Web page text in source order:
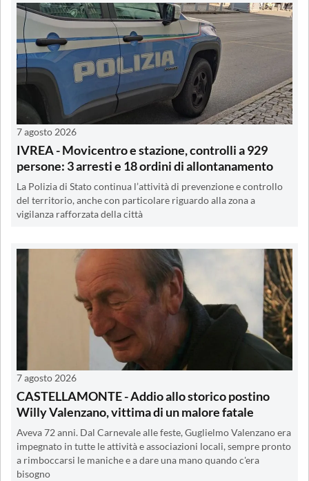
7 agosto 2026
IVREA - Movicentro e stazione, controlli a 929
persone: 3 arresti e 18 ordini di allontanamento
La Polizia di Stato continua l’attività di prevenzione e controllo
del territorio, anche con particolare riguardo alla zona a
vigilanza rafforzata della città
7 agosto 2026
CASTELLAMONTE - Addio allo storico postino
Willy Valenzano, vittima di un malore fatale
Aveva 72 anni. Dal Carnevale alle feste, Guglielmo Valenzano era
impegnato in tutte le attività e associazioni locali, sempre pronto
a rimboccarsi le maniche e a dare una mano quando c'era
bisogno